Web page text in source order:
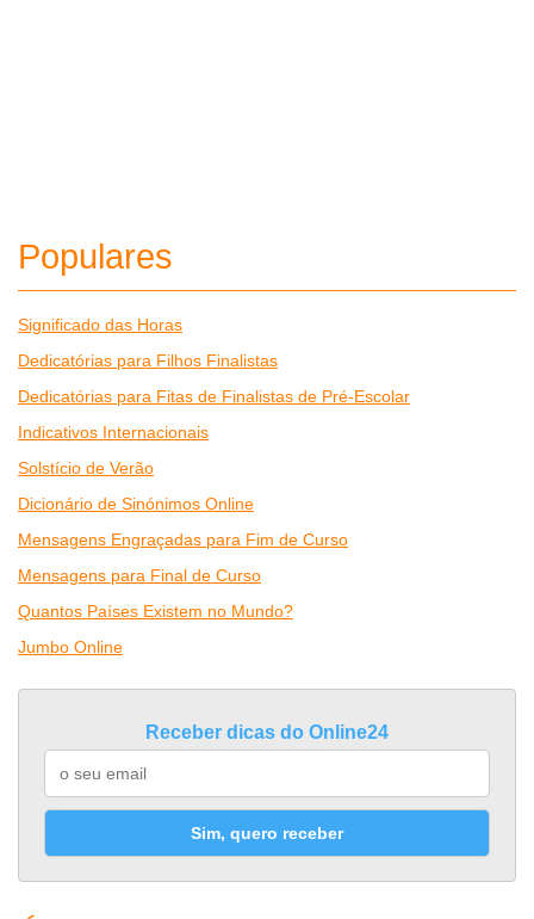
Populares
Significado das Horas
Dedicatórias para Filhos Finalistas
Dedicatórias para Fitas de Finalistas de Pré-Escolar
Indicativos Internacionais
Solstício de Verão
Dicionário de Sinónimos Online
Mensagens Engraçadas para Fim de Curso
Mensagens para Final de Curso
Quantos Países Existem no Mundo?
Jumbo Online
Receber dicas do Online24
Sim, quero receber